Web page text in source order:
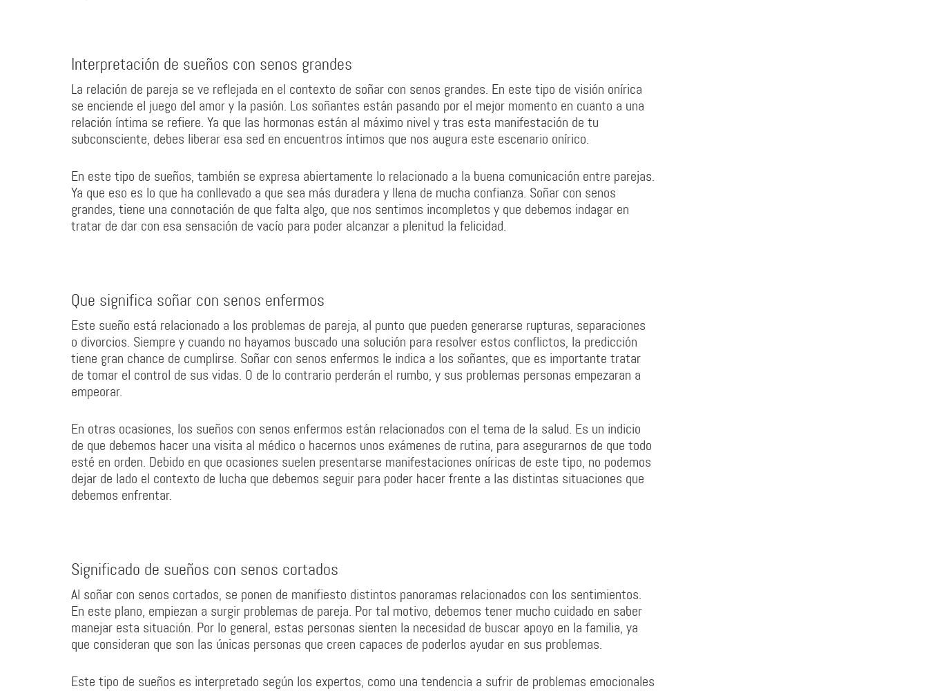
Interpretación de sueños con senos grandes
La relación de pareja se ve reflejada en el contexto de soñar con senos grandes. En este tipo de visión onírica
se enciende el juego del amor y la pasión. Los soñantes están pasando por el mejor momento en cuanto a una
relación íntima se refiere. Ya que las hormonas están al máximo nivel y tras esta manifestación de tu
subconsciente, debes liberar esa sed en encuentros íntimos que nos augura este escenario onírico.
En este tipo de sueños, también se expresa abiertamente lo relacionado a la buena comunicación entre parejas.
Ya que eso es lo que ha conllevado a que sea más duradera y llena de mucha confianza. Soñar con senos
grandes, tiene una connotación de que falta algo, que nos sentimos incompletos y que debemos indagar en
tratar de dar con esa sensación de vacío para poder alcanzar a plenitud la felicidad.
Que significa soñar con senos enfermos
Este sueño está relacionado a los problemas de pareja, al punto que pueden generarse rupturas, separaciones
o divorcios. Siempre y cuando no hayamos buscado una solución para resolver estos conflictos, la predicción
tiene gran chance de cumplirse. Soñar con senos enfermos le indica a los soñantes, que es importante tratar
de tomar el control de sus vidas. O de lo contrario perderán el rumbo, y sus problemas personas empezaran a
empeorar.
En otras ocasiones, los sueños con senos enfermos están relacionados con el tema de la salud. Es un indicio
de que debemos hacer una visita al médico o hacernos unos exámenes de rutina, para asegurarnos de que todo
esté en orden. Debido en que ocasiones suelen presentarse manifestaciones oníricas de este tipo, no podemos
dejar de lado el contexto de lucha que debemos seguir para poder hacer frente a las distintas situaciones que
debemos enfrentar.
Significado de sueños con senos cortados
Al soñar con senos cortados, se ponen de manifiesto distintos panoramas relacionados con los sentimientos.
En este plano, empiezan a surgir problemas de pareja. Por tal motivo, debemos tener mucho cuidado en saber
manejar esta situación. Por lo general, estas personas sienten la necesidad de buscar apoyo en la familia, ya
que consideran que son las únicas personas que creen capaces de poderlos ayudar en sus problemas.
Este tipo de sueños es interpretado según los expertos, como una tendencia a sufrir de problemas emocionales